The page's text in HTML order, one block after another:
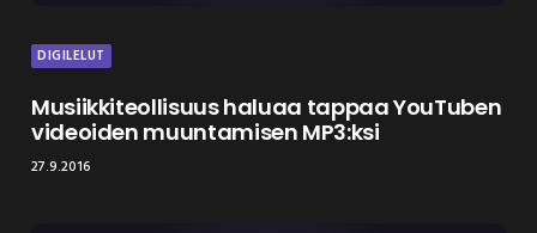
DIGILELUT
Musiikkiteollisuus haluaa tappaa YouTuben
videoiden muuntamisen MP3:ksi
27.9.2016